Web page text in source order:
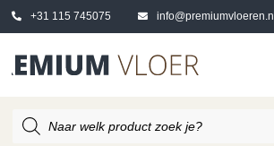
+31 115 745075 info@premiumvloeren.nl
zoeken